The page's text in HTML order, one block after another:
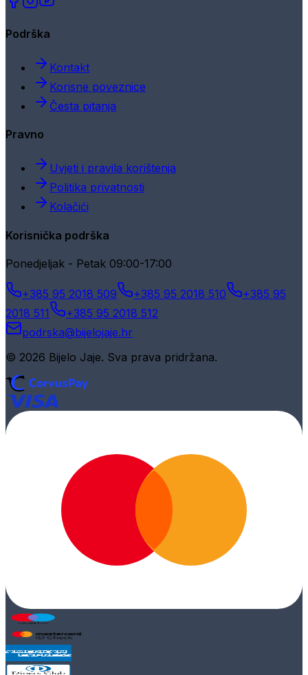
Podrška
Kontakt
Korisne poveznice
Česta pitanja
Pravno
Uvjeti i pravila korištenja
Politika privatnosti
Kolačići
Korisnička podrška
Ponedjeljak - Petak 09:00-17:00
+385 95 2018 509 +385 95 2018 510
+385 95
2018 511
+385 95 2018 512
podrska@bijelojaje.hr
© 2026 Bijelo Jaje. Sva prava pridržana.